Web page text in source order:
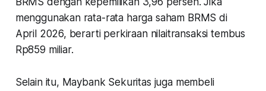
menggunakan rata-rata harga saham BRMS di
April 2026, berarti perkiraan nilaitransaksi tembus
Rp859 miliar.
Selain itu, Maybank Sekuritas juga membeli